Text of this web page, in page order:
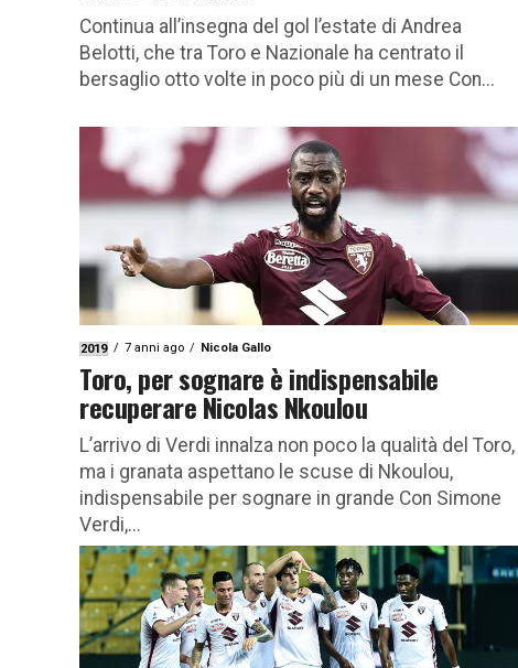
Continua all’insegna del gol l’estate di Andrea
Belotti, che tra Toro e Nazionale ha centrato il
bersaglio otto volte in poco più di un mese Con...
2019 7 anni ago Nicola Gallo
Toro, per sognare è indispensabile
recuperare Nicolas Nkoulou
L’arrivo di Verdi innalza non poco la qualità del Toro,
ma i granata aspettano le scuse di Nkoulou,
indispensabile per sognare in grande Con Simone
Verdi,...